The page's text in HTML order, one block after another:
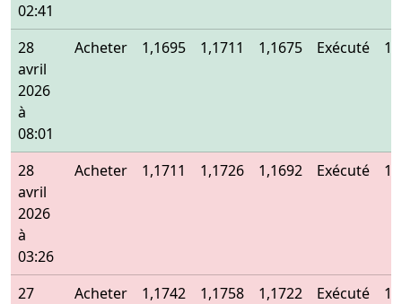
02:41
28
avril
2026
à
08:01
Acheter 1,1695 1,1711 1,1675 Exécuté
28
avril
2026
à
03:26
Acheter 1,1711 1,1726 1,1692 Exécuté
27
Acheter 1,1742 1,1758 1,1722 Exécuté